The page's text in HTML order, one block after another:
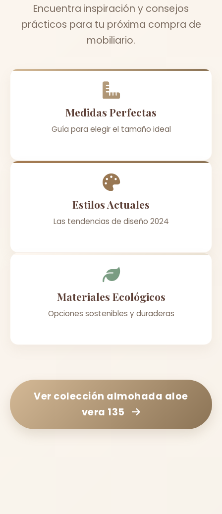
Encuentra inspiración y consejos
prácticos para tu próxima compra de
mobiliario.
Medidas Perfectas
Guía para elegir el tamaño ideal
Estilos Actuales
Las tendencias de diseño 2024
Materiales Ecológicos
Opciones sostenibles y duraderas
Ver colección almohada aloe
vera 135